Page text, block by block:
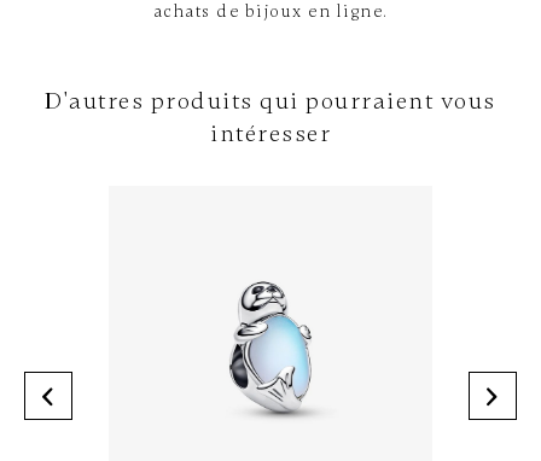
achats de bijoux en ligne.
D'autres produits qui pourraient vous
intéresser